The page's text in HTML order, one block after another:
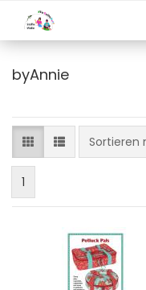
byAnnie
Sortieren
Sortieren
1